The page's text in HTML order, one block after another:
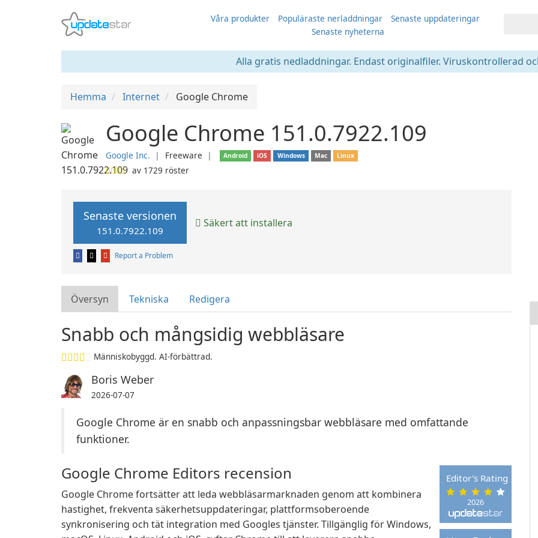
Våra produkter Populäraste nerladdningar
Senaste uppdateringar
Senaste nyheterna
Alla gratis nedladdningar. Endast originalfiler. Viruskontrollerad
Hemma Internet Google Chrome
Google Chrome 151.0.7922.109
Google Inc. ❘ Freeware ❘ Android iOS Windows Mac Linux
av 1729 röster
Senaste versionen
151.0.7922.109
Säkert att installera
Report a Problem
Översyn Tekniska Redigera
Snabb och mångsidig webbläsare
Människobyggd. AI-förbättrad.
Boris Weber
2026-07-07
Google Chrome är en snabb och anpassningsbar webbläsare med omfattande
funktioner.
2026
Editor's Rating
Google Chrome Editors recension
Google Chrome fortsätter att leda webbläsarmarknaden genom att kombinera
hastighet, frekventa säkerhetsuppdateringar, plattformsoberoende
synkronisering och tät integration med Googles tjänster. Tillgänglig för Windows,